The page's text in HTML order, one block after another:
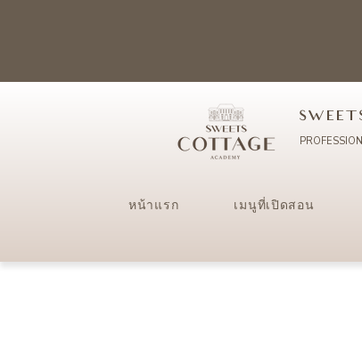
หน้าแรก เมนูที่เปิดสอน